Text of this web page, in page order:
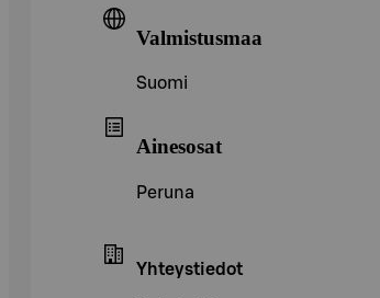
Valmistusmaa
Suomi
Ainesosat
Peruna
Yhteystiedot